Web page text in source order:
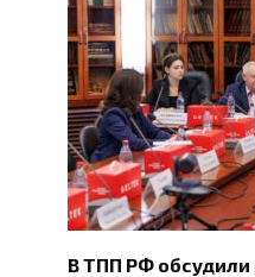
В ТПП РФ обсудили